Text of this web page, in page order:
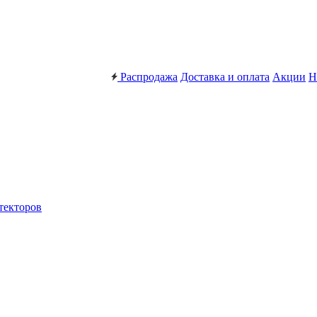
Распродажа Доставка и оплата Акции